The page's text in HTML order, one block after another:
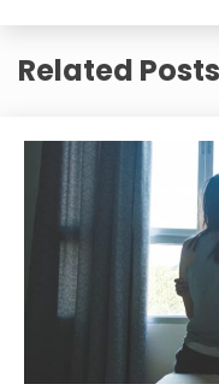
Related Posts